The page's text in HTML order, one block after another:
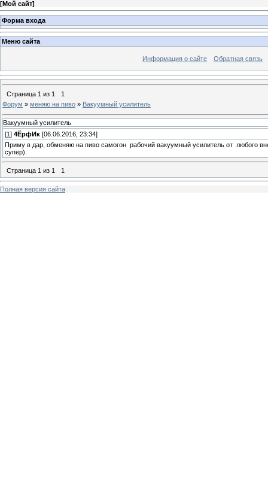
[Мой сайт]
Форма входа
Меню сайта
Информация о сайте Обратная связь
Страница 1 из 1
1
Форум » меняю на пиво » Вакуумный усилитель
Вакуумный усилитель
[1 ] 4ЁрфИк [06.06.2016, 23:34]
Приму в дар, обменяю на пиво самогон рабочий вакуумный усилитель от любого
супер).
Страница 1 из 1 1
Полная версия сайта